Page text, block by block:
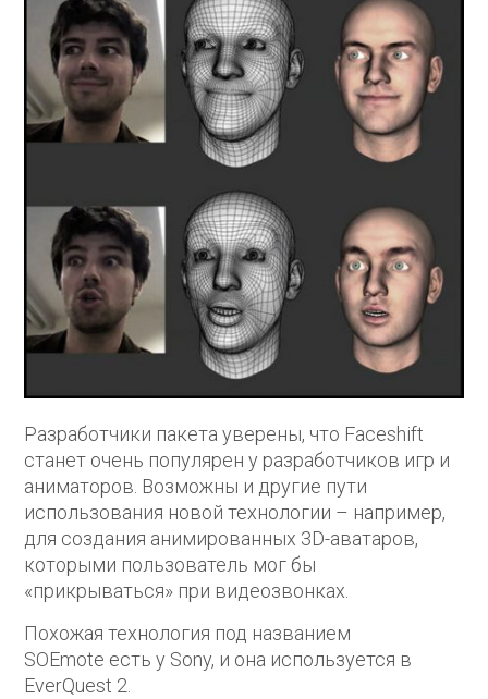
Разработчики пакета уверены, что Faceshift
станет очень популярен у разработчиков игр и
аниматоров. Возможны и другие пути
использования новой технологии – например,
для создания анимированных 3D-аватаров,
которыми пользователь мог бы
«прикрываться» при видеозвонках.
Похожая технология под названием
SOEmote есть у Sony, и она используется в
EverQuest 2.